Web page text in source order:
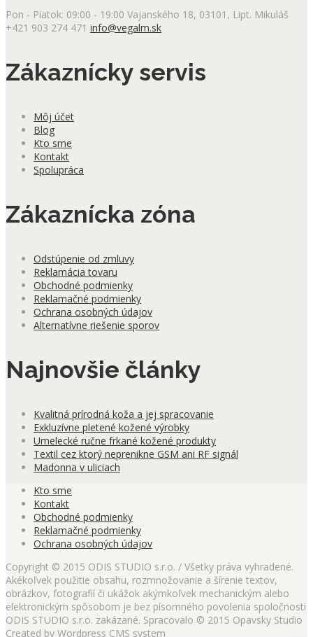
Pon - Piatok: 09:00 - 19:00 Vajanského 18, 03101, Lipt. Mikuláš
+421 903 274 471 info@vegalm.sk
Zákaznícky servis
Môj účet
Blog
Kto sme
Kontakt
Spolupráca
Zákaznícka zóna
Odstúpenie od zmluvy
Reklamácia tovaru
Obchodné podmienky
Reklamačné podmienky
Ochrana osobných údajov
Alternatívne riešenie sporov
Najnovšie články
Kvalitná prírodná koža a jej spracovanie
Exkluzívne pletené kožené výrobky
Umelecké ručne frkané kožené produkty
Textil cez ktorý neprenikne GSM ani RF signál
Madonna v uliciach
Kto sme
Kontakt
Obchodné podmienky
Reklamačné podmienky
Ochrana osobných údajov
Copyright © 2015 ODIS STUDIO s.r.o. / Všetky práva vyhradené.
Akékoľvek použitie obsahu, rozmnožovanie a šírenie textov,
obrázkov, fotografií či ukážok akýmkoľvek mechanickým alebo
elektronickým spôsobom je bez písomného povolenia spoločnosti
ODIS STUDIO s.r.o. zakázané. Spracovalo © 2015 Opavsky Studio
Created by Wordpress CMS system